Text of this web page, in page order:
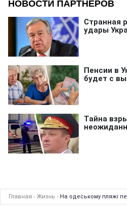
Главная › Жизнь › На одеському пляжі